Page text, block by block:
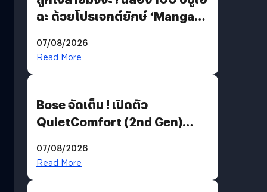
ฉะ ด้วยโปรเจกต์ยักษ์ ‘Manga
มีภาษาไทยด้วย
07/08/2026
Read More
Bose จัดเต็ม ! เปิดตัว
QuietComfort (2nd Gen)
07/08/2026
Read More